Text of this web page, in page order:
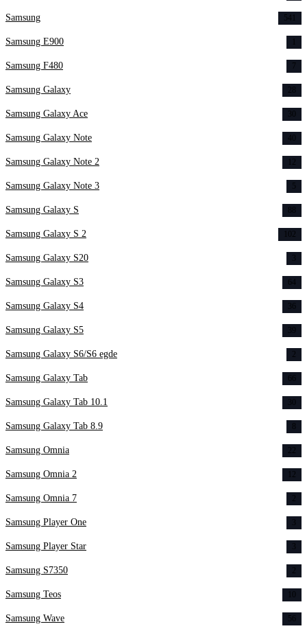
Samsung 541
Samsung E900
Samsung F480 7
Samsung Galaxy 28
Samsung Galaxy Ace 30
Samsung Galaxy Note 40
Samsung Galaxy Note 2 12
Samsung Galaxy Note 3 5
Samsung Galaxy S 88
Samsung Galaxy S 2 102
Samsung Galaxy S20 3
Samsung Galaxy S3 64
Samsung Galaxy S4 36
Samsung Galaxy S5 39
Samsung Galaxy S6/S6 egde 2
Samsung Galaxy Tab 66
Samsung Galaxy Tab 10.1 30
Samsung Galaxy Tab 8.9 8
Samsung Omnia 22
Samsung Omnia 2 12
Samsung Omnia 7 2
Samsung Player One 3
Samsung Player Star 3
Samsung S7350 2
Samsung Teos 10
Samsung Wave 56